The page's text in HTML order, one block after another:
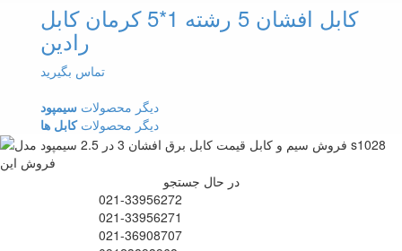
کابل افشان 5 رشته 1*5 کرمان کابل
رادین
تماس بگیرید
دیگر محصولات سیمپود
دیگر محصولاتکابل ها
در حال جستجو
021-33956272
021-33956271
021-36908707